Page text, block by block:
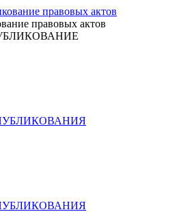
правовых актов